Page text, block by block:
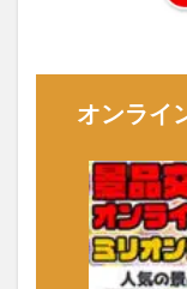
オンライ